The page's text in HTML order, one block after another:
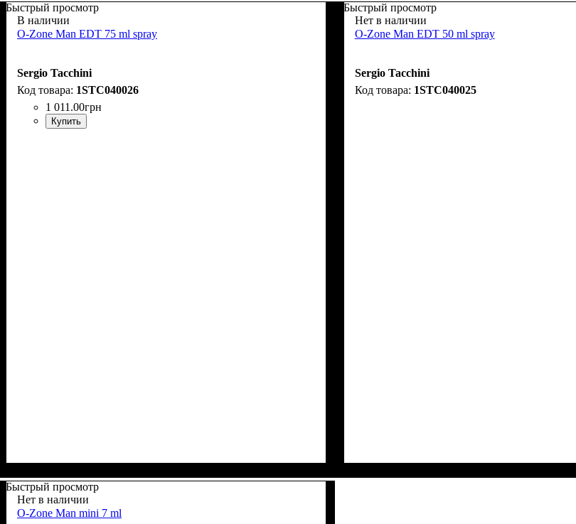
Быстрый просмотр
В наличии
O-Zone Man EDT 75 ml spray
Sergio Tacchini
1STC040026
1 011 .00грн
Купить
Быстрый просмотр
Нет в наличии
O-Zone Man EDT 50 ml spray
Sergio Tacchini
1STC040025
Быстрый просмотр
Нет в наличии
O-Zone Man mini 7 ml